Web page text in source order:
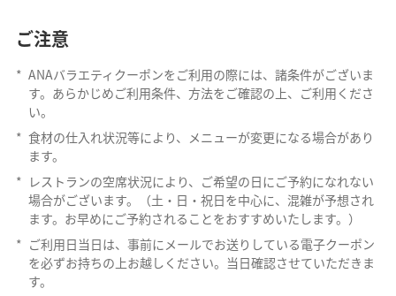
ご注意
* ANAバラエティクーポンをご利用の際には、諸条件がございま
す。あらかじめご利用条件、方法をご確認の上、ご利用くださ
い。
* 食材の仕入れ状況等により、メニューが変更になる場合があり
ます。
* レストランの空席状況により、ご希望の日にご予約になれない
場合がございます。（土・日・祝日を中心に、混雑が予想され
ます。お早めにご予約されることをおすすめいたします。）
* ご利用日当日は、事前にメールでお送りしている電子クーポン
を必ずお持ちの上お越しください。当日確認させていただきま
す。